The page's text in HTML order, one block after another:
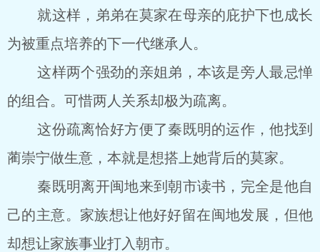
就这样，弟弟在莫家在母亲的庇护下也成长
为被重点培养的下一代继承人。
这样两个强劲的亲姐弟，本该是旁人最忌惮
的组合。可惜两人关系却极为疏离。
这份疏离恰好方便了秦既明的运作，他找到
蔺崇宁做生意，本就是想搭上她背后的莫家。
秦既明离开闽地来到朝市读书，完全是他自
己的主意。家族想让他好好留在闽地发展，但他
却想让家族事业打入朝市。